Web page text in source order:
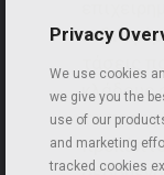
τάσεις
κλάδους
τα
Privacy
We use cookies
we give you the
use of our
and marketing
tracked cookies